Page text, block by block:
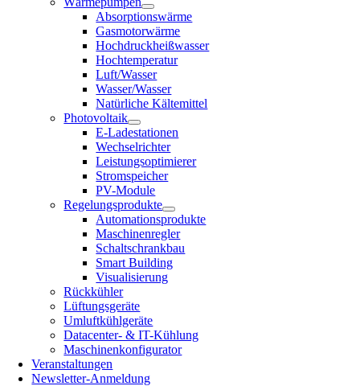
Absorptionswärme
Gasmotorwärme
Hochdruckheißwasser
Hochtemperatur
Luft/Wasser
Wasser/Wasser
Natürliche Kältemittel
Photovoltaik
E-Ladestationen
Wechselrichter
Leistungsoptimierer
Stromspeicher
PV-Module
Regelungsprodukte
Automationsprodukte
Maschinenregler
Schaltschrankbau
Smart Building
Visualisierung
Rückkühler
Lüftungsgeräte
Umluftkühlgeräte
Datacenter- & IT-Kühlung
Maschinenkonfigurator
Veranstaltungen
Newsletter-Anmeldung